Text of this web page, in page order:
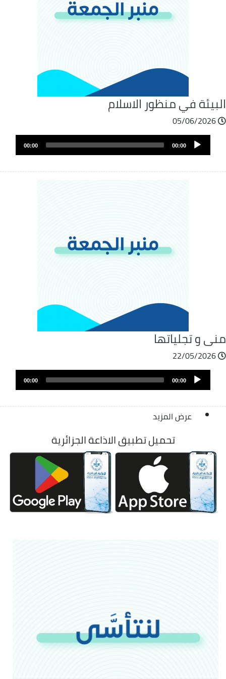
في منظور الاسلام
05/06/2026
Audio
Player
00:00
00:00
و تجلياتها
22/05/2026
Audio
Player
00:00
00:00
عرض المزيد
تحميل تطبيق الاذاعة الجزائرية